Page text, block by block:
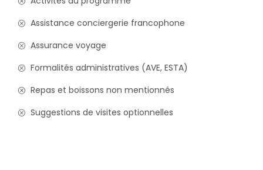
Assistance conciergerie francophone
Assurance voyage
Formalités administratives (AVE, ESTA)
Repas et boissons non mentionnés
Suggestions de visites optionnelles